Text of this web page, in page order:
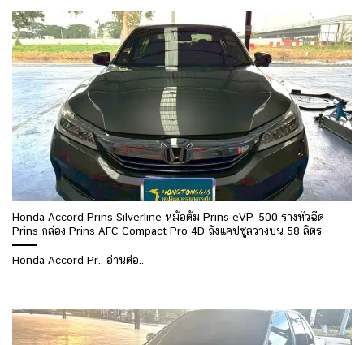
Honda Accord Prins Silverline หม้อต้ม Prins eVP-500 รางหัวฉีด
Prins กล่อง Prins AFC Compact Pro 4D ถังแคปซูลวางบน 58 ลิตร
Honda Accord Pr.. อ่านต่อ..